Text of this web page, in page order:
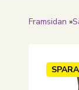
Framsidan »
SPARA